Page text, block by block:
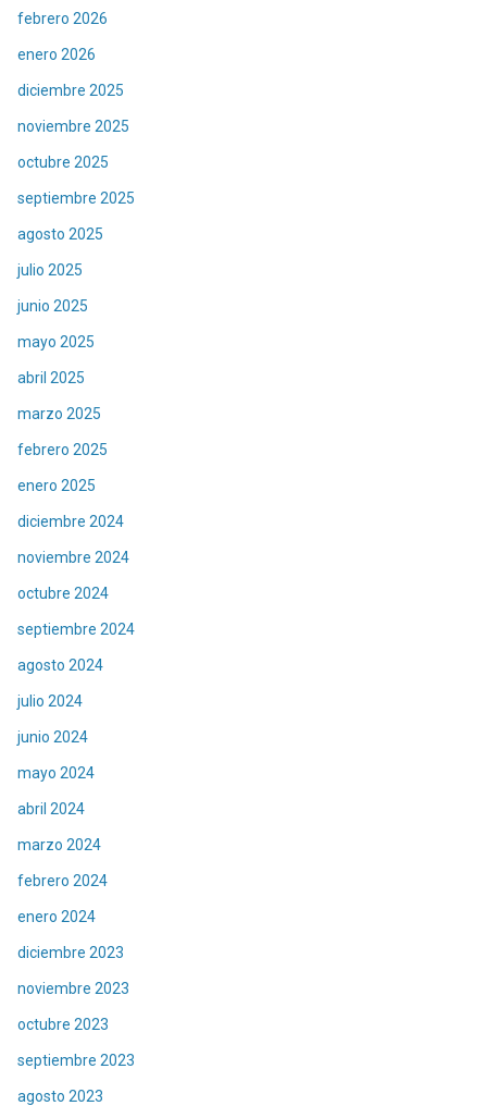
febrero 2026
enero 2026
diciembre 2025
noviembre 2025
octubre 2025
septiembre 2025
agosto 2025
julio 2025
junio 2025
mayo 2025
abril 2025
marzo 2025
febrero 2025
enero 2025
diciembre 2024
noviembre 2024
octubre 2024
septiembre 2024
agosto 2024
julio 2024
junio 2024
mayo 2024
abril 2024
marzo 2024
febrero 2024
enero 2024
diciembre 2023
noviembre 2023
octubre 2023
septiembre 2023
agosto 2023